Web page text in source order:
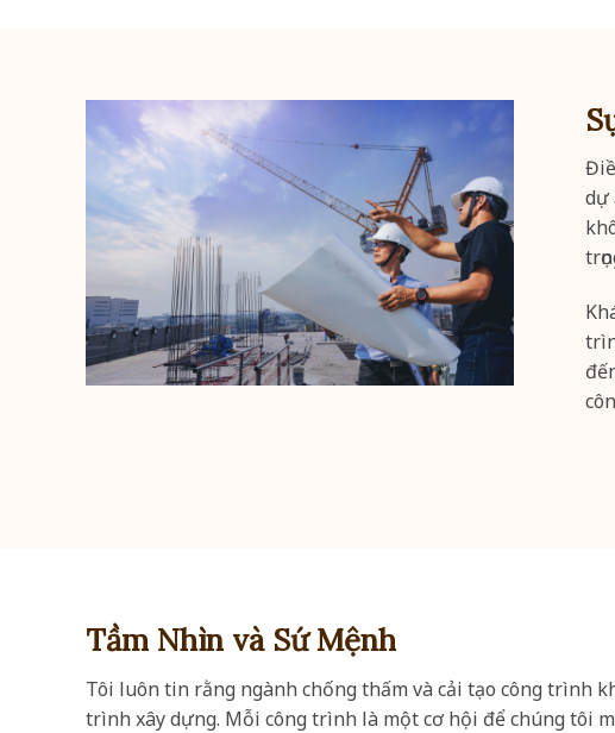
dự
Tầm Nhìn và Sứ Mệnh
Tôi luôn tin rằng ngành chống thấm và cải tạo công trình
trình xây dựng. Mỗi công trình là một cơ hội để chúng tôi